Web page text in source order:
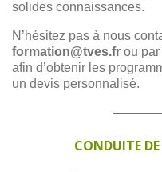
solides connaissances.
N’hésitez pas à nous
formation@tves.fr ou
afin d’obtenir les
un devis personnalisé.
CONDUITE